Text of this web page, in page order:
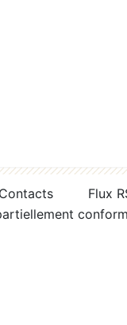
Contacts
Flux